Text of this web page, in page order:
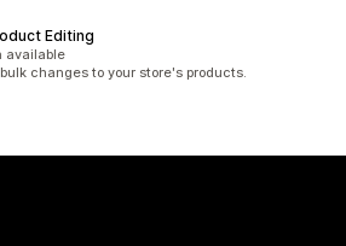
Editing
available
changes to your store's products.